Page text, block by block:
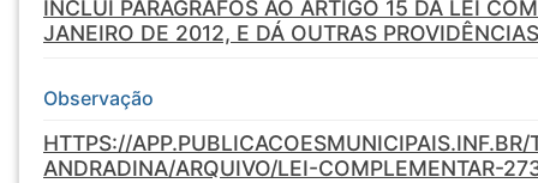
INCLUI PARÁGRAFOS AO ARTIGO 15 DA LEI
JANEIRO DE 2012, E DÁ OUTRAS
Observação
HTTPS://
ANDRADINA/ARQUIVO/LEI-COMPLEMENTAR-